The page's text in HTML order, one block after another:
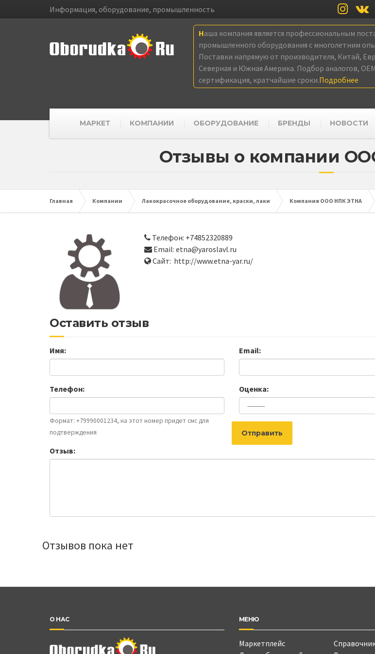
Информация, оборудование, промышленность
Наша компания является профессиональным
промышленного оборудования с многолетним
Поставки напрямую от производителя, Китай,
Северная и Южная Америка. Подбор аналогов,
сертификация, кратчайшие сроки.Подробнее
МАРКЕТ КОМПАНИИ ОБОРУДОВАНИЕ БРЕНДЫ НОВОСТИ
Отзывы о компании
Главная Компании Лакокрасочное оборудование, краски, лаки Компания ООО НПК ЭТНА
Телефон: +74852320889
Email: etna@yaroslavl.ru
Сайт: http://www.etna-yar.ru/
Оставить отзыв
Имя: Email:
Телефон:
Формат: +79990001234, на этот номер придет смс для
подтверждения
Оценка:
Отзыв:
Отправить
Отзывов пока нет
О НАС МЕНЮ
Маркетплейс